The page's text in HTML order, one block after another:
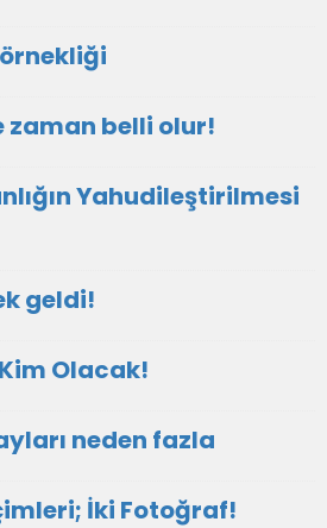
zaman belli olur!
Yahudileştirilmesi
geldi!
Olacak!
neden fazla
İki Fotoğraf!